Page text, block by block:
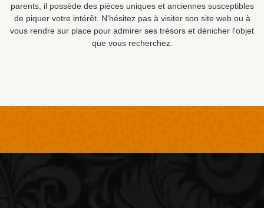
parents, il possède des pièces uniques et anciennes susceptibles
de piquer votre intérêt. N'hésitez pas à visiter son site web ou à
vous rendre sur place pour admirer ses trésors et dénicher l'objet
que vous recherchez.